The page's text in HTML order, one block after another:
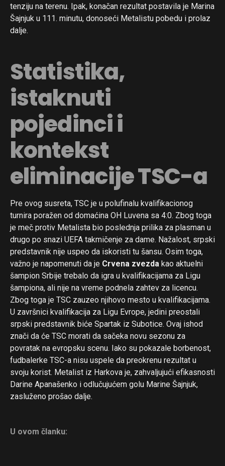
tenziju na terenu. Ipak, konačan rezultat postavila je Marina
Šajnjuk u 111. minutu, donoseći Metalistu pobedu i prolaz
dalje.
Statistika,
istaknuti
pojedinci i
kontekst
eliminacije TSC-a
Pre ovog susreta, TSC je u polufinalu kvalifikacionog
turnira poražen od domaćina OH Luvena sa 4:0. Zbog toga
je meč protiv Metalista bio poslednja prilika za plasman u
drugo po snazi UEFA takmičenje za dame. Nažalost, srpski
predstavnik nije uspeo da iskoristi tu šansu. Osim toga,
važno je napomenuti da je Crvena zvezda kao aktuelni
šampion Srbije trebalo da igra u kvalifikacijama za Ligu
šampiona, ali nije na vreme podnela zahtev za licencu.
Zbog toga je TSC zauzeo njihovo mesto u kvalifikacijama.
U završnici kvalifikacija za Ligu Evrope, jedini preostali
srpski predstavnik biće Spartak iz Subotice. Ovaj ishod
znači da će TSC morati da sačeka novu sezonu za
povratak na evropsku scenu. Iako su pokazale borbenost,
fudbalerke TSC-a nisu uspele da preokrenu rezultat u
svoju korist. Metalist iz Harkova je, zahvaljujući efikasnosti
Darine Apanašenko i odlučujućem golu Marine Šajnjuk,
zasluženo prošao dalje.
U ovom članku:
Flipboard
Reddit
Pinterest
Whatsapp
Email